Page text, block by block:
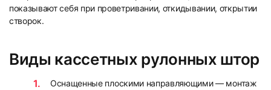
15
показывают себя при проветривании, откидывании, открытии
створок.
Виды кассетных рулонных штор
Оснащенные плоскими направляющими — монтаж